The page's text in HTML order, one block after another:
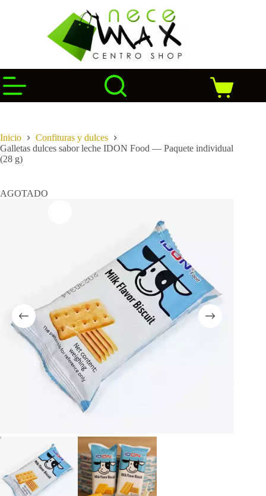
Carro
de
Inicio
Confituras y dulces
Galletas dulces sabor leche IDON Food — Paquete individual
(28 g)
AGOTADO